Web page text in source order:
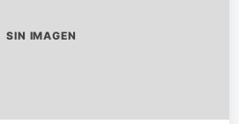
SIN IMAGEN